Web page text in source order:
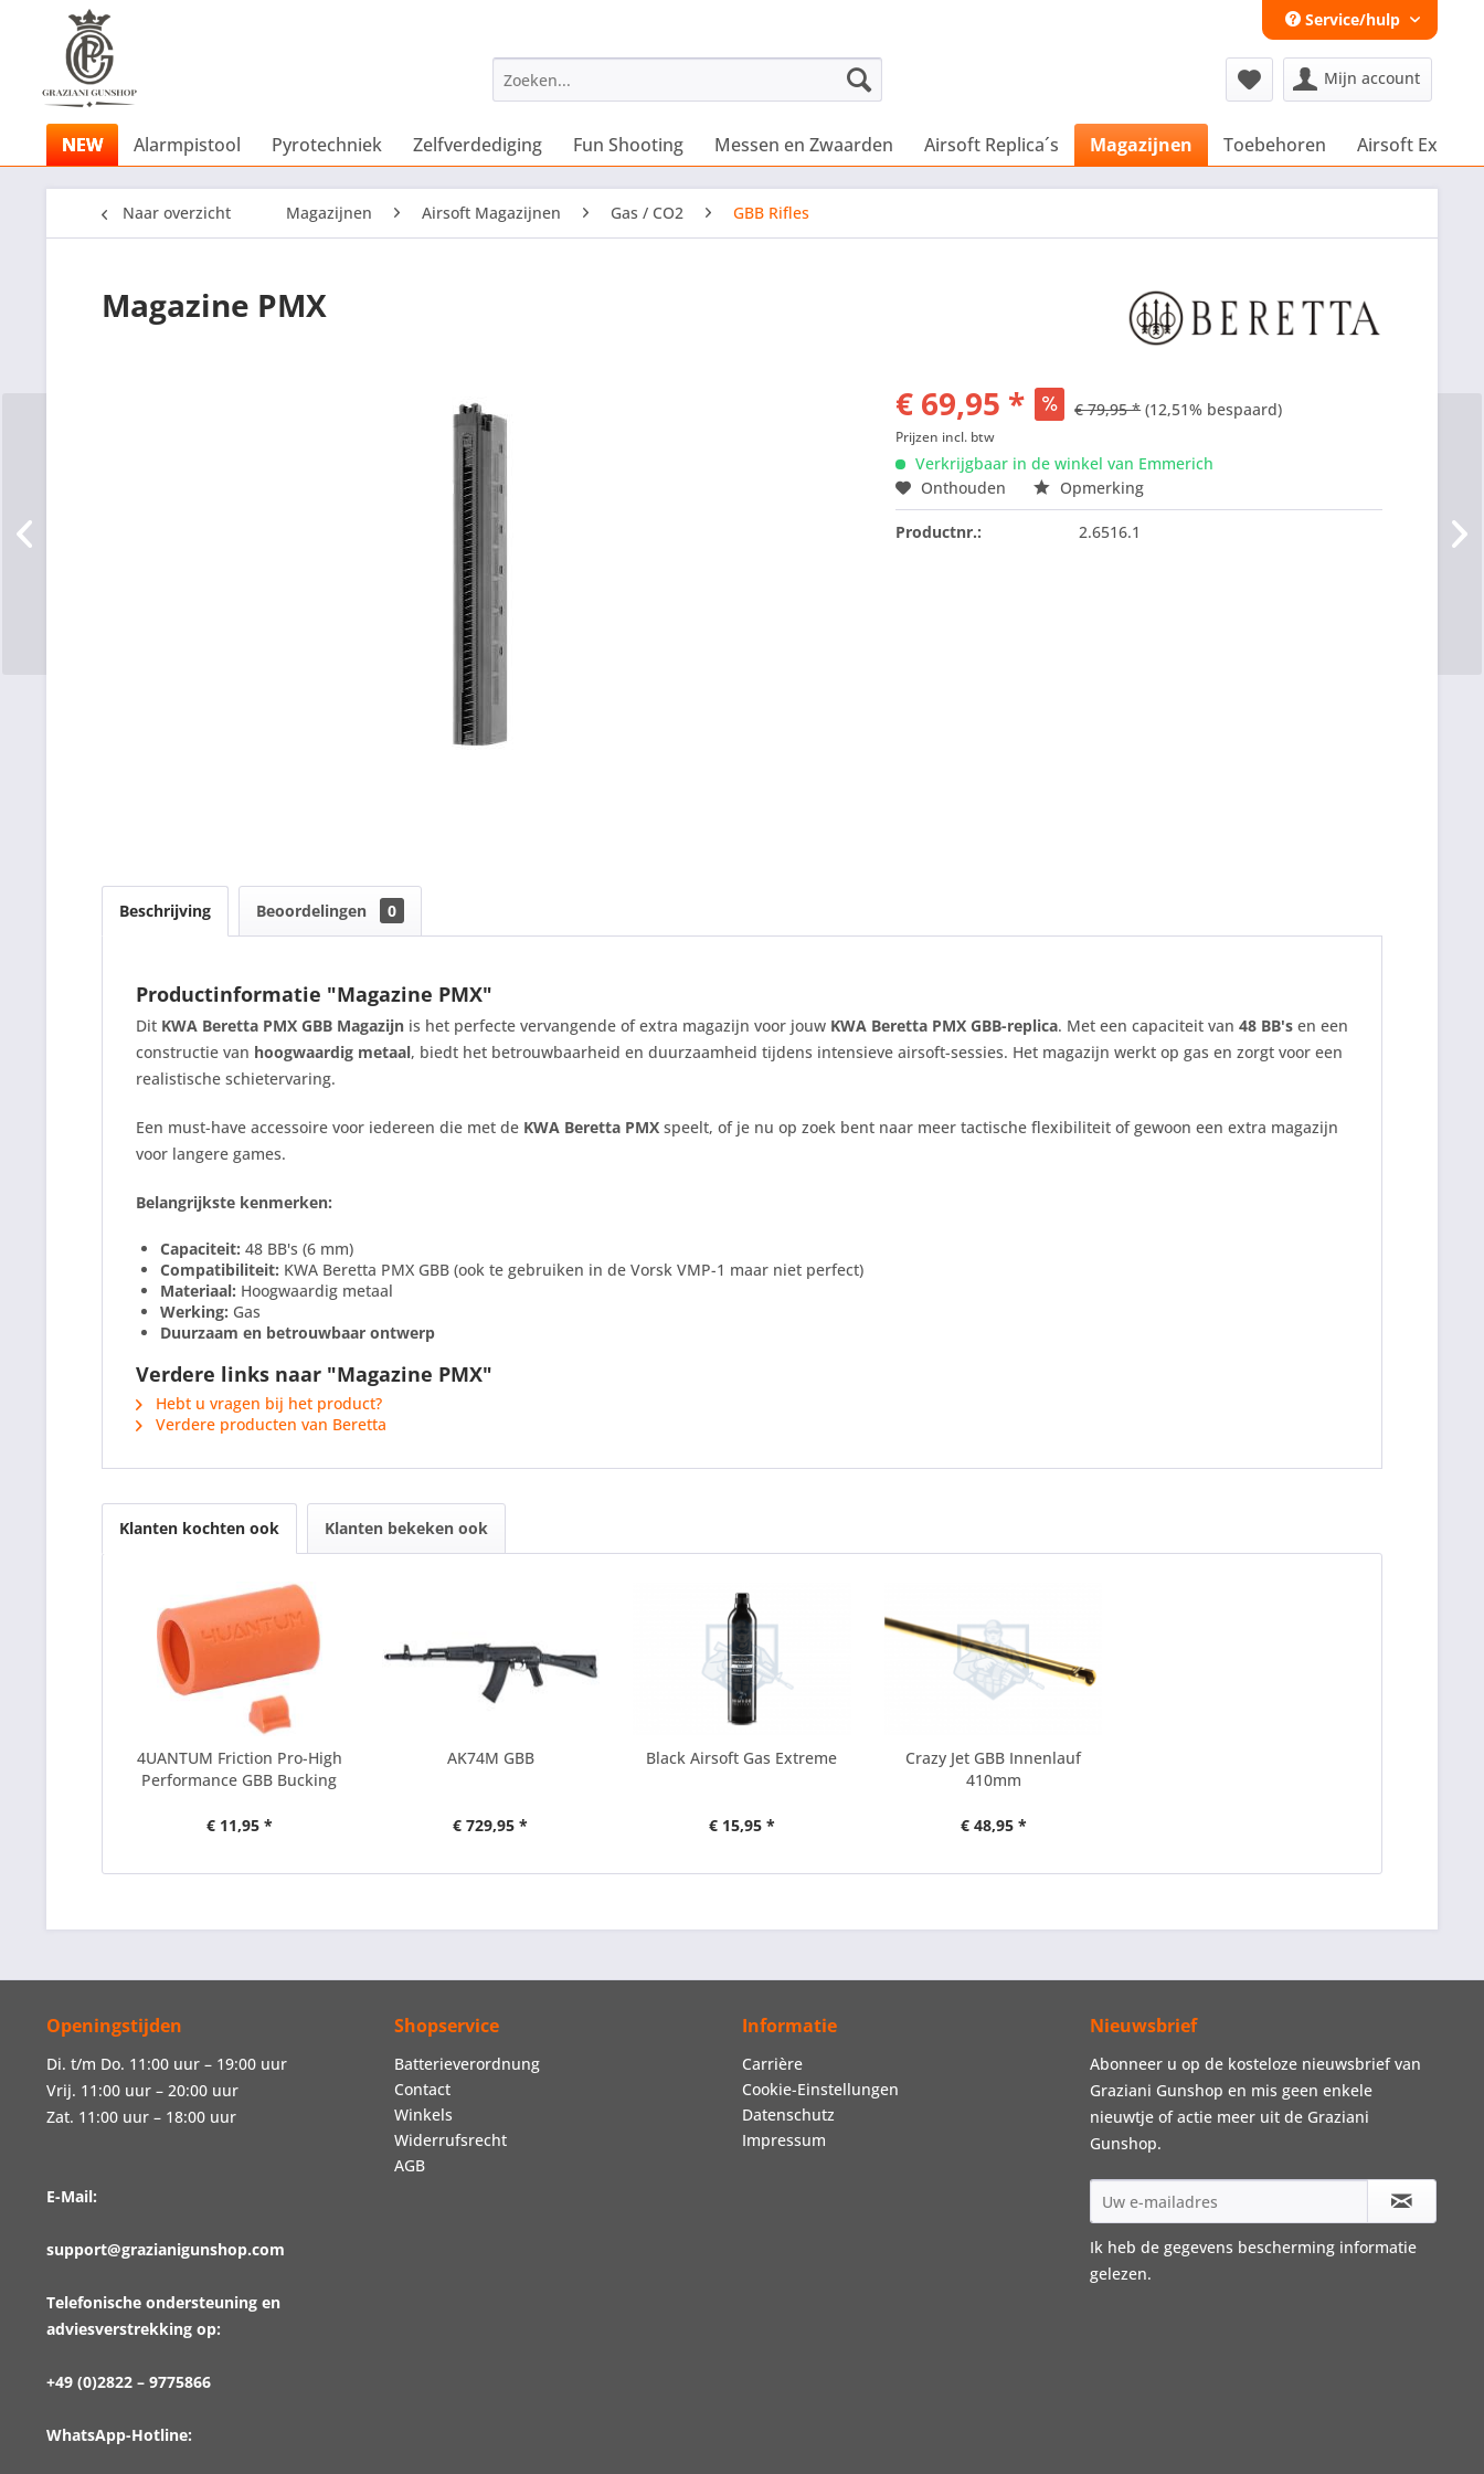
Service/hulp
Mijn account
NEW Alarmpistool Pyrotechniek Zelfverdediging Fun Shooting Messen en Zwaarden Airsoft Replica´s Magazijnen Toebehoren Airsoft Extra´s
Naar overzicht Magazijnen Airsoft Magazijnen Gas / CO2 GBB Rifles
Magazine PMX
€ 69,95 * € 79,95 * (12,51% bespaard)
Prijzen incl. btw
Verkrijgbaar in de winkel van Emmerich
Onthouden
Opmerking
Productnr.: 2.6516.1
Beschrijving Beoordelingen 0
Productinformatie "Magazine PMX"
Dit KWA Beretta PMX GBB Magazijn is het perfecte vervangende of extra magazijn voor jouw KWA Beretta PMX GBB-replica. Met een capaciteit van 48 BB's en een
constructie van hoogwaardig metaal, biedt het betrouwbaarheid en duurzaamheid tijdens intensieve airsoft-sessies. Het magazijn werkt op gas en zorgt voor een
realistische schietervaring.
Een must-have accessoire voor iedereen die met de KWA Beretta PMX speelt, of je nu op zoek bent naar meer tactische flexibiliteit of gewoon een extra magazijn
voor langere games.
Belangrijkste kenmerken:
Capaciteit: 48 BB's (6 mm)
Compatibiliteit: KWA Beretta PMX GBB (ook te gebruiken in de Vorsk VMP-1 maar niet perfect)
Materiaal: Hoogwaardig metaal
Werking: Gas
Duurzaam en betrouwbaar ontwerp
Verdere links naar "Magazine PMX"
Hebt u vragen bij het product?
Verdere producten van Beretta
Klanten kochten ook Klanten bekeken ook
4UANTUM Friction Pro-High
Performance GBB Bucking
€ 11,95 *
AK74M GBB
€ 729,95 *
Black Airsoft Gas Extreme
€ 15,95 *
Crazy Jet GBB Innenlauf
410mm
€ 48,95 *
Openingstijden
Di. t/m Do. 11:00 uur – 19:00 uur
Vrij. 11:00 uur – 20:00 uur
Zat. 11:00 uur – 18:00 uur
E-Mail:
support@grazianigunshop.com
Telefonische ondersteuning en
adviesverstrekking op:
+49 (0)2822 – 9775866
WhatsApp-Hotline:
Shopservice
Batterieverordnung
Contact
Winkels
Widerrufsrecht
AGB
Informatie
Carrière
Cookie-Einstellungen
Datenschutz
Impressum
Nieuwsbrief
Abonneer u op de kosteloze nieuwsbrief van
Graziani Gunshop en mis geen enkele
nieuwtje of actie meer uit de Graziani
Gunshop.
Ik heb de gegevens bescherming informatie
gelezen.